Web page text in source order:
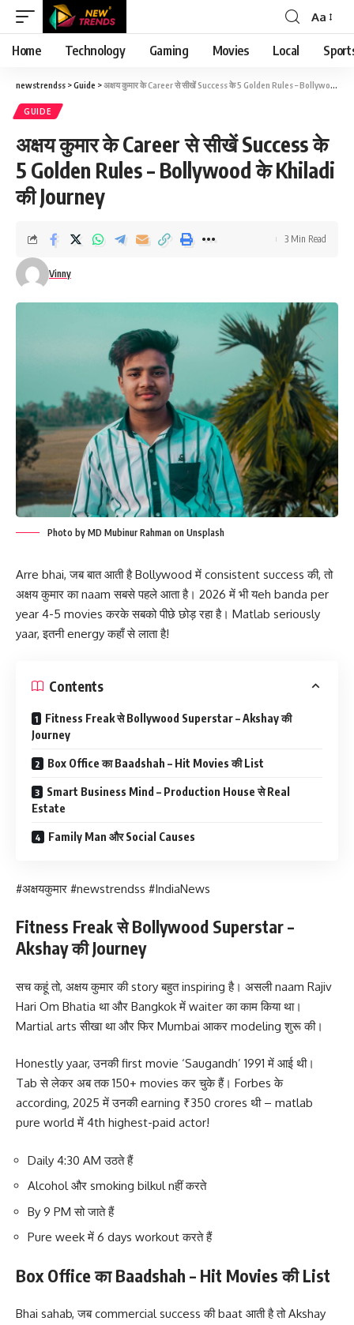
Font
Resizer
Aa
Home Technology Gaming Movies Local
newstrendss >Guide >अक्षय कुमार के Career से सीखें Success के 5 Golden Rules – Bollywood के Khiladi की Journey
GUIDE
अक्षय कुमार के Career से सीखें Success के
5 Golden Rules – Bollywood के Khiladi
की Journey
Vinny
3 Min Read
Photo by MD Mubinur Rahman on Unsplash
Arre bhai, जब बात आती है Bollywood में consistent success की, तो
अक्षय कुमार का naam सबसे पहले आता है। 2026 में भी यeh banda per
year 4-5 movies करके सबको पीछे छोड़ रहा है। Matlab seriously
yaar, इतनी energy कहाँ से लाता है!
Contents
Fitness Freak से Bollywood Superstar – Akshay की
Journey
Box Office का Baadshah – Hit Movies की List
Smart Business Mind – Production House से Real
Estate
Family Man और Social Causes
#अक्षयकुमार #newstrendss #IndiaNews
Fitness Freak से Bollywood Superstar –
Akshay की Journey
सच कहूं तो, अक्षय कुमार की story बहुत inspiring है। असली naam Rajiv
Hari Om Bhatia था और Bangkok में waiter का काम किया था।
Martial arts सीखा था और फिर Mumbai आकर modeling शुरू की।
Honestly yaar, उनकी first movie ‘Saugandh’ 1991 में आई थी।
Tab से लेकर अब तक 150+ movies कर चुके हैं। Forbes के
according, 2025 में उनकी earning ₹350 crores थी – matlab
pure world में 4th highest-paid actor!
Daily 4:30 AM उठते हैं
Alcohol और smoking bilkul nहीं करते
By 9 PM सो जाते हैं
Pure week में 6 days workout करते हैं
Box Office का Baadshah – Hit Movies की List
Bhai sahab, जब commercial success की baat आती है तो Akshay